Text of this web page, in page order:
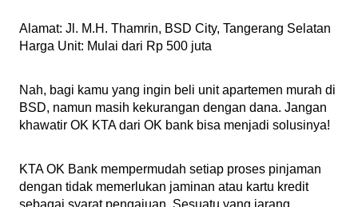
Alamat: Jl. M.H. Thamrin, BSD City, Tangerang Selatan
Harga Unit: Mulai dari Rp 500 juta
Nah, bagi kamu yang ingin beli unit apartemen murah di
BSD, namun masih kekurangan dengan dana. Jangan
khawatir OK KTA dari OK bank bisa menjadi solusinya!
KTA OK Bank mempermudah setiap proses pinjaman
dengan tidak memerlukan jaminan atau kartu kredit
sebagai syarat pengajuan. Sesuatu yang jarang